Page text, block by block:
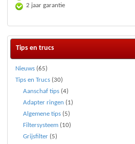
2 jaar garantie
Tips en trucs
Nieuws (65)
Tips en Trucs (30)
Aanschaf tips (4)
Adapter ringen (1)
Algemene tips (5)
Filtersysteem (10)
Grijsfilter (5)